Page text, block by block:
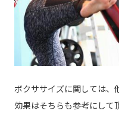
ボクササイズに関しては、
効果はそちらも参考にして